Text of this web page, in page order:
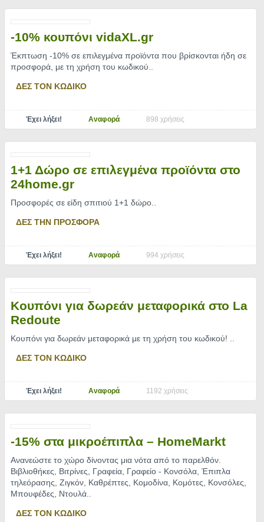
-10% κουπόνι vidaXL.gr
Έκπτωση -10% σε επιλεγμένα προϊόντα που βρίσκονται ήδη σε
προσφορά, με τη χρήση του κωδικού
ΔΕΣ ΤΟΝ ΚΩΔΙΚΟ
Έχει λήξει! Αναφορά 898 χρήσεις
1+1 Δώρο σε επιλεγμένα προϊόντα στο
24home.gr
Προσφορές σε είδη σπιτιού 1+1 δώρο..
ΔΕΣ ΤΗΝ ΠΡΟΣΦΟΡΑ
Έχει λήξει! Αναφορά 994 χρήσεις
Κουπόνι για δωρεάν μεταφορικά στο La
Redoute
Κουπόνι για δωρεάν μεταφορικά με τη χρήση του κωδικού!
ΔΕΣ ΤΟΝ ΚΩΔΙΚΟ
Έχει λήξει! Αναφορά 1192 χρήσεις
-15% στα μικροέπιπλα – HomeMarkt
Ανανεώστε το χώρο δίνοντας μια νότα από το παρελθόν.
Βιβλιοθήκες, Βιτρίνες, Γραφεία, Γραφείο - Κονσόλα, Έπιπλα
τηλεόρασης, Ζιγκόν, Καθρέπτες, Κομοδίνα, Κομότες, Κονσόλες,
Μπουφέδες, Ντουλά..
ΔΕΣ ΤΟΝ ΚΩΔΙΚΟ